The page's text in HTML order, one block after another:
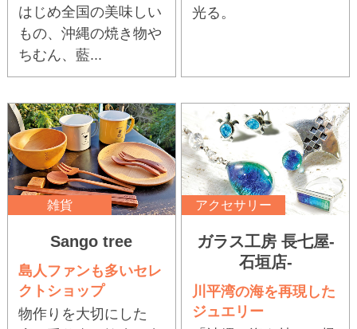
はじめ全国の美味しい
もの、沖縄の焼き物や
ちむん、藍...
光る。
雑貨
Sango tree
島人ファンも多いセレ
クトショップ
物作りを大切にした
アクセサリー
ガラス工房 長七屋-
石垣店-
川平湾の海を再現した
ジュエリー